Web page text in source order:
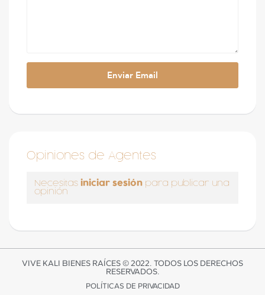
Opiniones de Agentes
Necesitas iniciar sesión para publicar una
opinión
VIVE KALI BIENES RAÍCES © 2022. TODOS LOS DERECHOS
RESERVADOS.
POLÍTICAS DE PRIVACIDAD